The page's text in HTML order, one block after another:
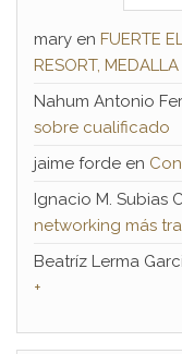
mary en FUERTE
RESORT,
Nahum Antonio
sobre cualificado
jaime forde en
Ignacio M. Subias
networking más
Beatríz Lerma
+